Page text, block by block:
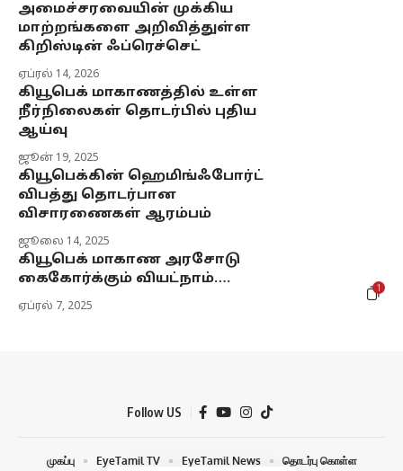
அமைச்சரவையின் முக்கிய
மாற்றங்களை அறிவித்துள்ள
கிறிஸ்டின் ஃப்ரெச்செட்
ஏப்ரல் 14, 2026
கியூபெக் மாகாணத்தில் உள்ள
நீர்நிலைகள் தொடர்பில் புதிய
ஆய்வு
ஜூன் 19, 2025
கியூபெக்கின் ஹெமிங்ஃபோர்ட்
விபத்து தொடர்பான
விசாரணைகள் ஆரம்பம்
ஜூலை 14, 2025
1
கியூபெக் மாகாண அரசோடு
கைகோர்க்கும் வியட்நாம்….
ஏப்ரல் 7, 2025
Follow US
முகப்பு EyeTamil TV EyeTamil News தொடர்பு கொள்ள